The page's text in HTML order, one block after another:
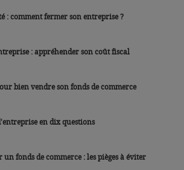
: comment fermer son entreprise ?
: appréhender son coût fiscal
bien vendre son fonds de commerce
en dix questions
un fonds de commerce : les pièges à éviter